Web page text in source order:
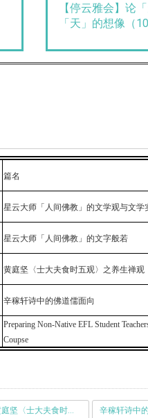
【停云雅会】论
「天」的想像（
篇名
星云大师「人间佛教」的文学观与文学
星云大师「人间佛教」的文字般若
黄庭坚〈士大夫食时五观〉之养生禅观
辛稼轩诗中的佛道儒面向
Preparing Non-Native EFL Student
Coupse
黄庭坚〈士大夫食时五观〉之养生禅观